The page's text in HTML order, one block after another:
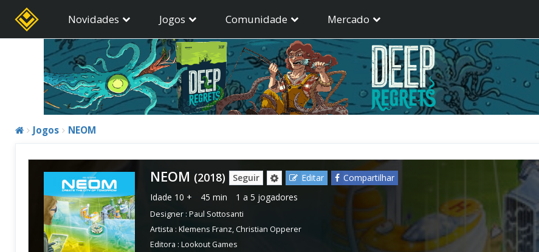
Novidades Jogos Comunidade Mercado
Jogos NEOM
NEOM (2018) Seguir Editar
Compartilhar
Idade 10 + 45 min 1 a 5 jogadores
Designer : Paul Sottosanti
Artista : Klemens Franz,Christian Opperer
Editora : Lookout Games